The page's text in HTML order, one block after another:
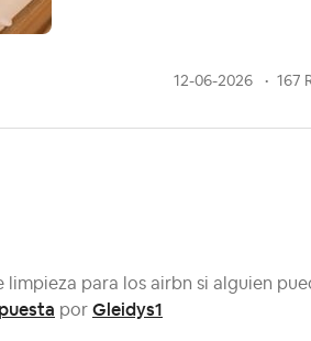
12-06-2026 167
para los airbn si alguien
por Gleidys1